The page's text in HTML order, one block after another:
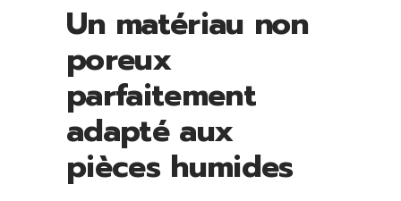
Un matériau non
poreux
parfaitement
adapté aux
pièces humides